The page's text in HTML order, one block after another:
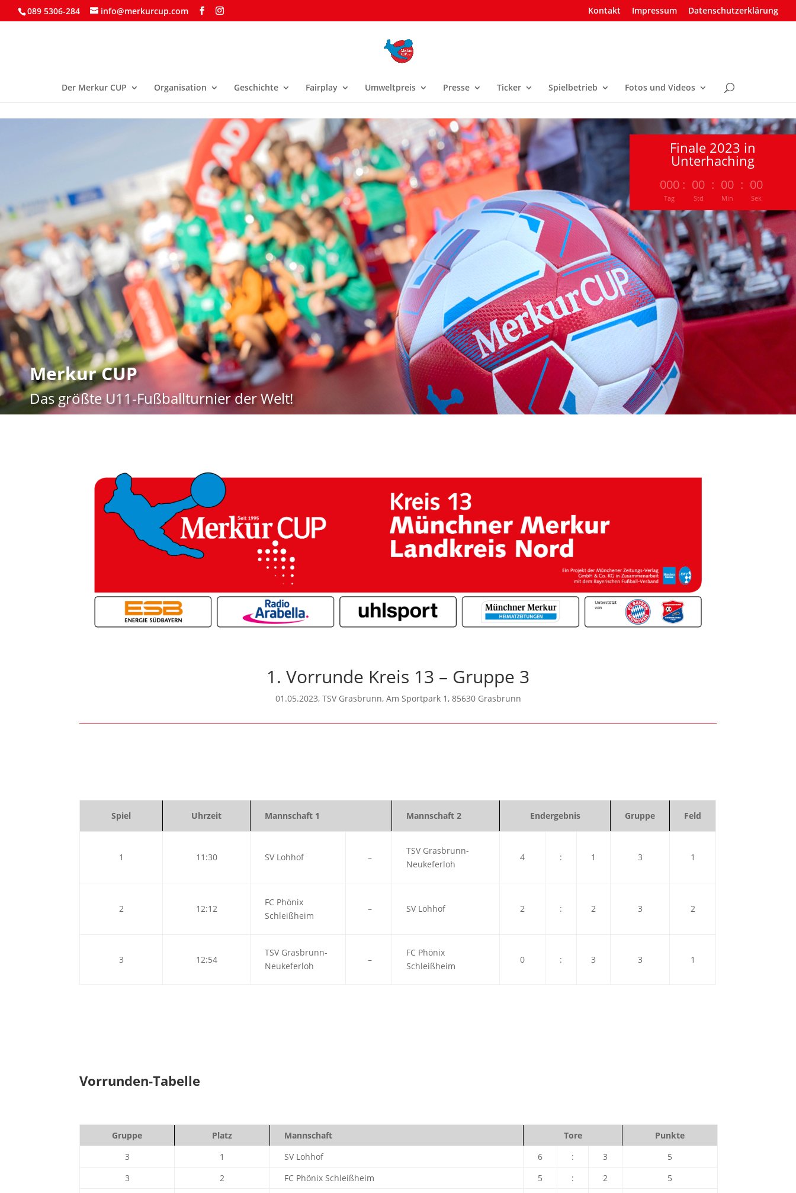
089 5306-284 info@merkurcup.com Kontakt Impressum Datenschutzerklärung
Der Merkur CUP Organisation Geschichte Fairplay Umweltpreis Presse Ticker Spielbetrieb Fotos und Videos
Merkur CUP
Das größte U11-Fußballturnier der Welt!
Finale 2023 in
Unterhaching
000
Tag
: 00
Std
: 00
Min
: 00
Sek
1. Vorrunde Kreis 13 – Gruppe 3
01.05.2023, TSV Grasbrunn, Am Sportpark 1, 85630 Grasbrunn
Spiel Uhrzeit Mannschaft 1 Mannschaft 2 Endergebnis Gruppe Feld
1 11:30 SV Lohhof –
TSV Grasbrunn-
Neukeferloh
4 : 1 3 1
2 12:12
FC Phönix
Schleißheim
– SV Lohhof 2 : 2 3 2
3 12:54
TSV Grasbrunn-
Neukeferloh
–
FC Phönix
Schleißheim
0 : 3 3 1
Vorrunden-Tabelle
Gruppe Platz Mannschaft Tore
Punkte
3
1 SV Lohhof 6 : 3
5
3
2 FC Phönix Schleißheim 5 : 2
5